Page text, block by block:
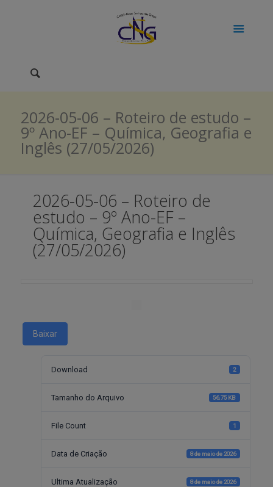
2026-05-06 – Roteiro de estudo –
9º Ano-EF – Química, Geografia e
Inglês (27/05/2026)
2026-05-06 – Roteiro de
estudo – 9º Ano-EF –
Química, Geografia e Inglês
(27/05/2026)
Baixar
Download 2
Tamanho do Arquivo 56.75 KB
File Count 1
Data de Criação 8 de maio de 2026
Ultima Atualização 8 de maio de 2026